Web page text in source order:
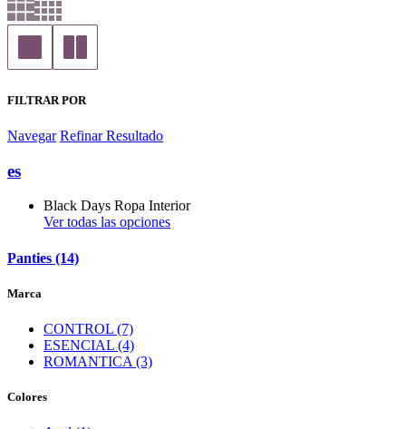
FILTRAR POR
Navegar Refinar Resultado
es
Black Days Ropa Interior
Ver todas las opciones
Panties (14)
Marca
CONTROL (7)
ESENCIAL (4)
ROMANTICA (3)
Colores